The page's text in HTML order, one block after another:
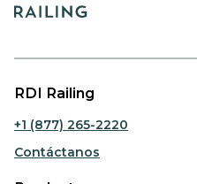
RDI Railing
+1 (877) 265-2220
Contáctanos